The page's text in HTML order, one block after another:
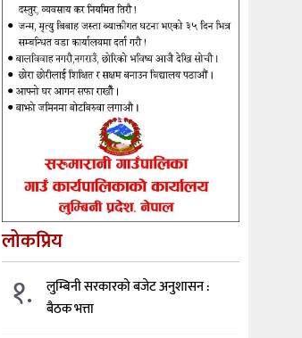
लोकप्रिय
१.
लुम्बिनी सरकारको बजेट अनुशासन :
बैठक भत्ता